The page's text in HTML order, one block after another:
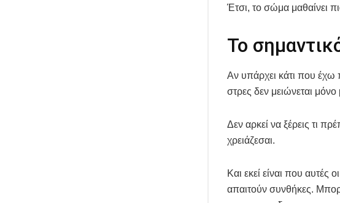
Έτσι, το σώμα μαθαίνει
Το
Αν υπάρχει κάτι που έχω
στρες δεν μειώνεται
Δεν αρκεί να ξέρεις τι
χρειάζεσαι.
Και εκεί είναι που αυτές
απαιτούν συνθήκες.